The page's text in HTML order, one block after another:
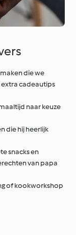
die we
cadeautips
naar keuze
die hij heerlijk
snacks en
van papa
of kookworkshop